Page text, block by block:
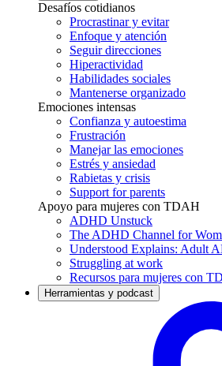
Desafíos cotidianos
Procrastinar y evitar
Enfoque y atención
Seguir direcciones
Hiperactividad
Habilidades sociales
Mantenerse organizado
Emociones intensas
Confianza y autoestima
Frustración
Manejar las emociones
Estrés y ansiedad
Rabietas y crisis
Support for parents
Apoyo para mujeres con TDAH
ADHD Unstuck
The ADHD Channel for
Understood Explains: Adult
Struggling at work
Recursos para mujeres con
Herramientas y podcast